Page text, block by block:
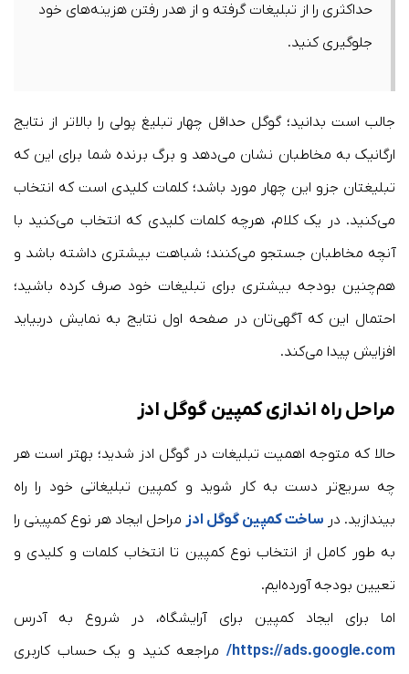
حداکثری را از تبلیغات گرفته و از هدر رفتن هزینه‌های خود
جلوگیری کنید.
جالب است بدانید؛ گوگل حداقل چهار تبلیغ پولی را بالاتر از نتایج
ارگانیک به مخاطبان نشان می‌دهد و برگ برنده شما برای این که
تبلیغتان جزو این چهار مورد باشد؛ کلمات کلیدی‌ است که انتخاب
می‌کنید. در یک کلام، هرچه کلمات کلیدی‌ که انتخاب می‌کنید با
آنچه مخاطبان جستجو می‌کنند؛ شباهت بیشتری داشته باشد و
هم‌چنین بودجه بیشتری برای تبلیغات خود صرف کرده باشید؛
احتمال این که آگهی‌تان در صفحه اول نتایج به نمایش دربیاید
افزایش پیدا می‌کند.
مراحل راه اندازی کمپین گوگل ادز
حالا که متوجه اهمیت تبلیغات در گوگل ادز شدید؛ بهتر است هر
چه سریع‌تر دست به کار شوید و کمپین تبلیغاتی خود را راه
بیندازید. در ساخت کمپین گوگل ادز مراحل ایجاد هر نوع کمپینی را
به طور کامل از انتخاب نوع کمپین تا انتخاب کلمات و کلیدی و
تعیین بودجه آورده‌ایم.
اما برای ایجاد کمپین برای آرایشگاه، در شروع به آدرس
https://ads.google.com/
مراجعه کنید و یک حساب کاربری